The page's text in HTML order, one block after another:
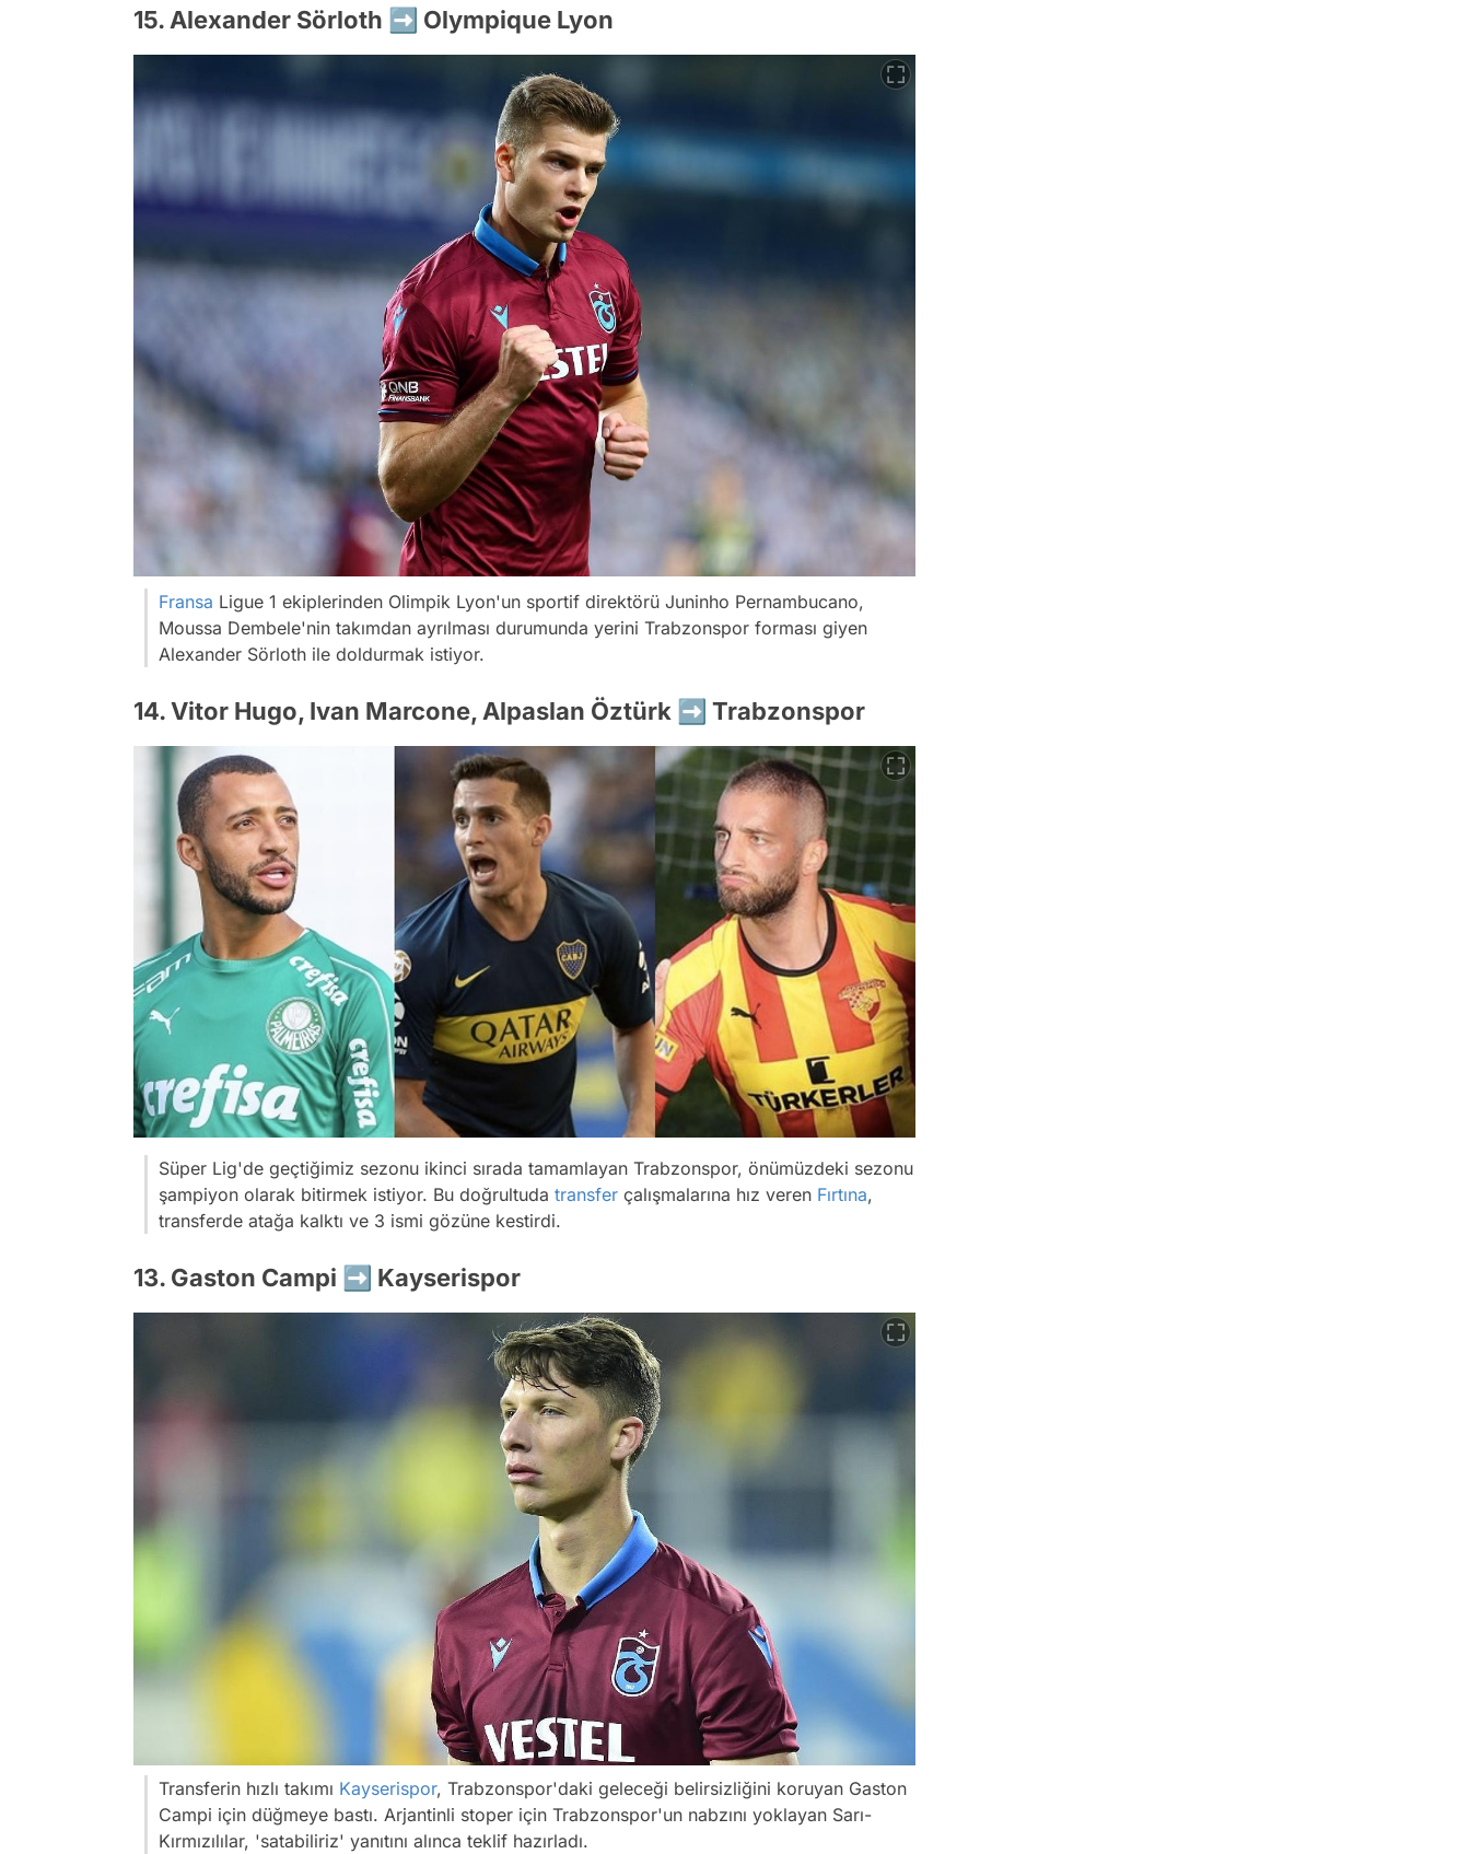
15. Alexander Sörloth ➡️ Olympique Lyon
Fransa Ligue 1 ekiplerinden Olimpik Lyon'un sportif direktörü Juninho Pernambucano,
Moussa Dembele'nin takımdan ayrılması durumunda yerini Trabzonspor forması giyen
Alexander Sörloth ile doldurmak istiyor.
14. Vitor Hugo, Ivan Marcone, Alpaslan Öztürk ➡️ Trabzonspor
Süper Lig'de geçtiğimiz sezonu ikinci sırada tamamlayan Trabzonspor, önümüzdeki sezonu
şampiyon olarak bitirmek istiyor. Bu doğrultuda transfer çalışmalarına hız veren Fırtına,
transferde atağa kalktı ve 3 ismi gözüne kestirdi.
13. Gaston Campi ➡️ Kayserispor
Transferin hızlı takımı Kayserispor, Trabzonspor'daki geleceği belirsizliğini koruyan Gaston
Campi için düğmeye bastı. Arjantinli stoper için Trabzonspor'un nabzını yoklayan Sarı-
Kırmızılılar, 'satabiliriz' yanıtını alınca teklif hazırladı.